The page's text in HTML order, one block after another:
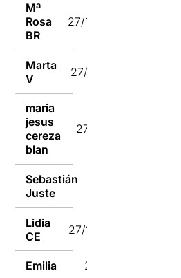
Mª
Rosa
BR
27/10/2024
Marta
V
27/10/2024
maria
jesus
cereza
blan
27/10/2024
Sebastián
Juste
Lidia
CE
27/10/2024
Emilia 26/10/2024